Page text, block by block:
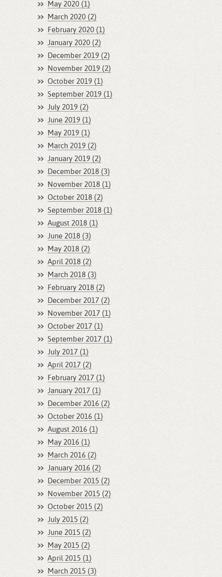
May 2020 (1)
March 2020 (2)
February 2020 (1)
January 2020 (2)
December 2019 (2)
November 2019 (2)
October 2019 (1)
September 2019 (1)
July 2019 (2)
June 2019 (1)
May 2019 (1)
March 2019 (2)
January 2019 (2)
December 2018 (3)
November 2018 (1)
October 2018 (2)
September 2018 (1)
August 2018 (1)
June 2018 (3)
May 2018 (2)
April 2018 (2)
March 2018 (3)
February 2018 (2)
December 2017 (2)
November 2017 (1)
October 2017 (1)
September 2017 (1)
July 2017 (1)
April 2017 (2)
February 2017 (1)
January 2017 (1)
December 2016 (2)
October 2016 (1)
August 2016 (1)
May 2016 (1)
March 2016 (2)
January 2016 (2)
December 2015 (2)
November 2015 (2)
October 2015 (2)
July 2015 (2)
June 2015 (2)
May 2015 (2)
April 2015 (1)
March 2015 (3)